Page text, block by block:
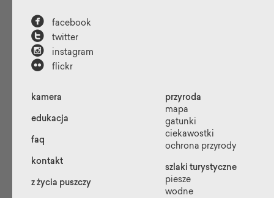
 facebook
 twitter
 instagram
 flickr
kamera
edukacja
faq
kontakt
z życia puszczy
przyroda
mapa
gatunki
ciekawostki
ochrona przyrody
szlaki turystyczne
piesze
wodne